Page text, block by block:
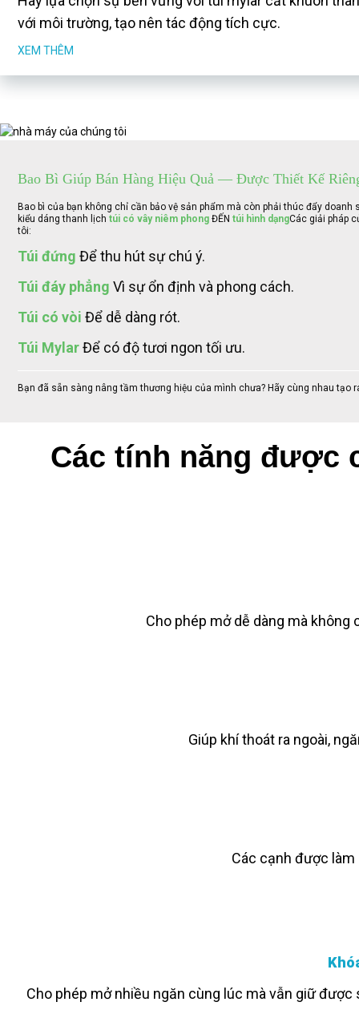
với môi trường, tạo nên tác động tích cực.
XEM THÊM
Bao Bì Giúp Bán Hàng Hiệu Quả — Được Thiết Kế
Bao bì của bạn không chỉ cần bảo vệ sản phẩm mà còn phải thúc đẩy doanh
kiểu dáng thanh lịch túi có vây niêm phongĐẾN túi hình dạngCác giải pháp
tôi:
Túi đứng Để thu hút sự chú ý.
Túi đáy phẳng Vì sự ổn định và phong cách.
Túi có vòi Để dễ dàng rót.
Túi MylarĐể có độ tươi ngon tối ưu.
Bạn đã sẵn sàng nâng tầm thương hiệu của mình chưa? Hãy cùng nhau tạo
Các tính năng được
Cho phép mở dễ dàng mà
Giúp khí thoát ra ngoài,
Các cạnh được làm
Cho phép mở nhiều ngăn cùng lúc mà vẫn giữ